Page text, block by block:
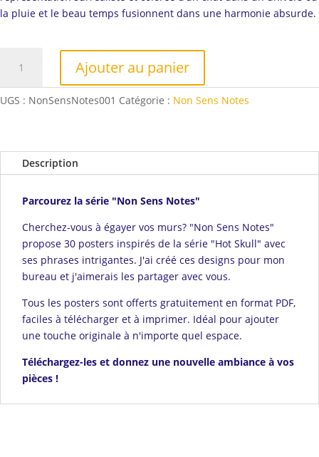
la pluie et le beau temps fusionnent dans une harmonie absurde.
001
-
cosmique
pluie
beau
temps
Ajouter au panier
UGS : NonSensNotes001 Catégorie : Non Sens Notes
Description
Parcourez la série "Non Sens Notes"
Cherchez-vous à égayer vos murs? "Non Sens Notes"
propose 30 posters inspirés de la série "Hot Skull" avec
ses phrases intrigantes. J'ai créé ces designs pour mon
bureau et j'aimerais les partager avec vous.
Tous les posters sont offerts gratuitement en format PDF,
faciles à télécharger et à imprimer. Idéal pour ajouter
une touche originale à n'importe quel espace.
Téléchargez-les et donnez une nouvelle ambiance à vos
pièces !